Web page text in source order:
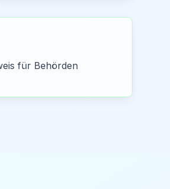
für Behörden